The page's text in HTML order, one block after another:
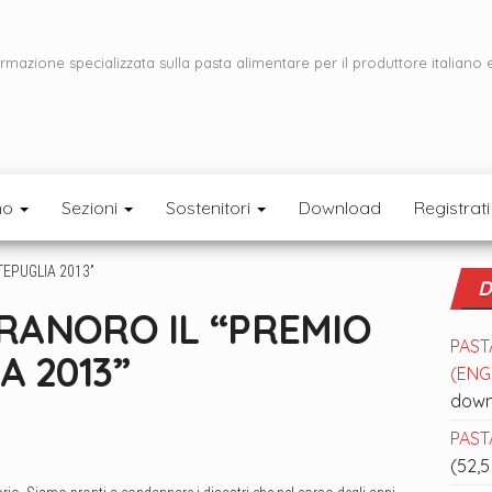
specializzata sulla pasta alimentare per il produttore italiano
Sezioni Sostenitori Download Registrati
IL “PREMIO
2013”